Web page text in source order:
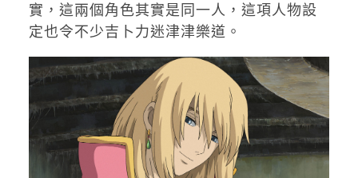
實，這兩個角色其實是同一人，這項人物設
定也令不少吉卜力迷津津樂道。